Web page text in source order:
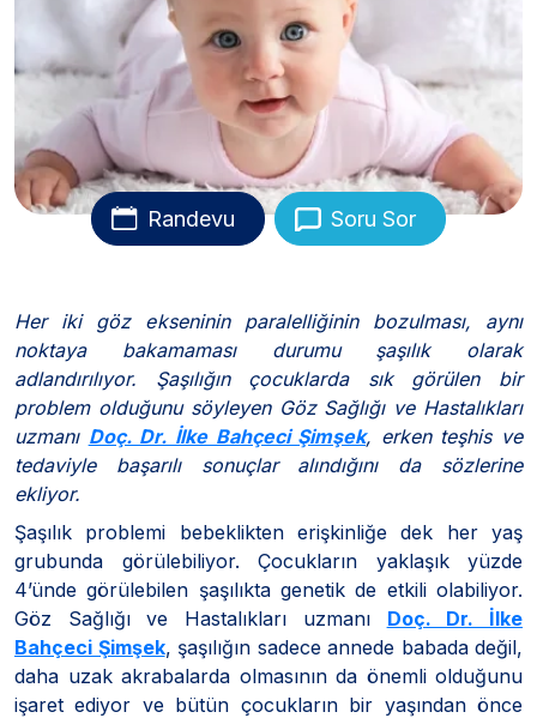
Randevu Soru Sor
Her iki göz ekseninin paralelliğinin bozulması, aynı
noktaya bakamaması durumu şaşılık olarak
adlandırılıyor. Şaşılığın çocuklarda sık görülen bir
problem olduğunu söyleyen Göz Sağlığı ve Hastalıkları
uzmanı Doç. Dr. İlke Bahçeci Şimşek, erken teşhis ve
tedaviyle başarılı sonuçlar alındığını da sözlerine
ekliyor.
Şaşılık problemi bebeklikten erişkinliğe dek her yaş
grubunda görülebiliyor. Çocukların yaklaşık yüzde
4’ünde görülebilen şaşılıkta genetik de etkili olabiliyor.
Göz Sağlığı ve Hastalıkları uzmanı Doç. Dr. İlke
Bahçeci Şimşek, şaşılığın sadece annede babada değil,
daha uzak akrabalarda olmasının da önemli olduğunu
işaret ediyor ve bütün çocukların bir yaşından önce